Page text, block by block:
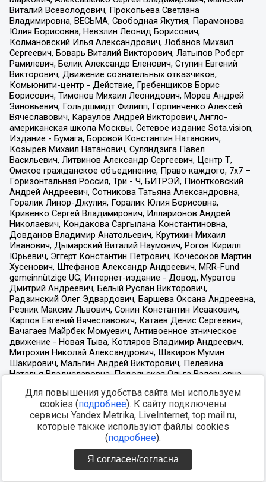
Для повышения удобства сайта мы используем
cookies (подробнее). К сайту подключены
сервисы Yandex.Metrika, LiveInternet, top.mail.ru,
которые также используют файлы cookies
(подробнее).
Я согласен/согласна